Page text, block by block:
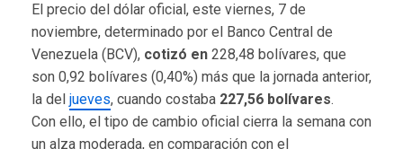
El precio del dólar oficial, este viernes, 7 de
noviembre, determinado por el Banco Central de
Venezuela (BCV), cotizó en 228,48 bolívares, que
son 0,92 bolívares (0,40%) más que la jornada anterior,
la del jueves, cuando costaba 227,56 bolívares.
Con ello, el tipo de cambio oficial cierra la semana con
un alza moderada, en comparación con el